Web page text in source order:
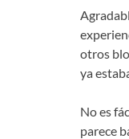
otros
ya
No es
parece